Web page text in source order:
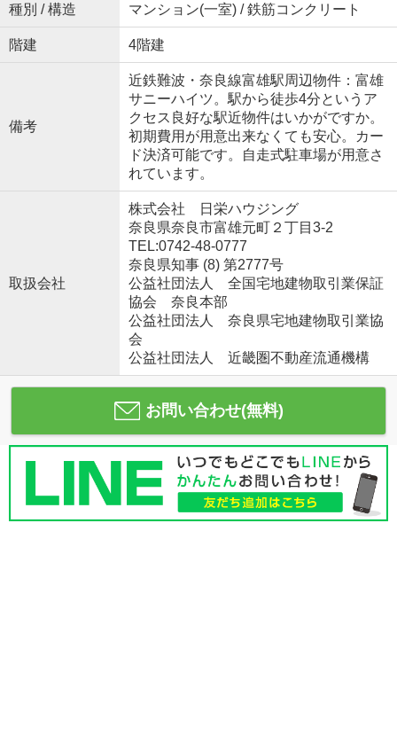
種別 / 構造 マンション(一室) / 鉄筋コンクリート
階建 4階建
備考
近鉄難波・奈良線富雄駅周辺物件：富雄
サニーハイツ。駅から徒歩4分というア
クセス良好な駅近物件はいかがですか。
初期費用が用意出来なくても安心。カー
ド決済可能です。自走式駐車場が用意さ
れています。
取扱会社
株式会社 日栄ハウジング
奈良県奈良市富雄元町２丁目3-2
TEL:0742-48-0777
奈良県知事 (8) 第2777号
公益社団法人 全国宅地建物取引業保証
協会 奈良本部
公益社団法人 奈良県宅地建物取引業協
会
公益社団法人 近畿圏不動産流通機構
お問い合わせ(無料)